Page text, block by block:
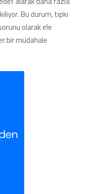
Bu durum, tıpkı
olarak ele
bir müdahale